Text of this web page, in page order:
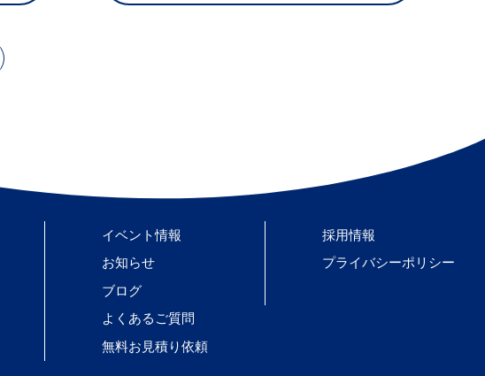
イベント情報
お知らせ
ブログ
よくあるご質問
無料お見積り依頼
採用情報
プライバシーポリシー